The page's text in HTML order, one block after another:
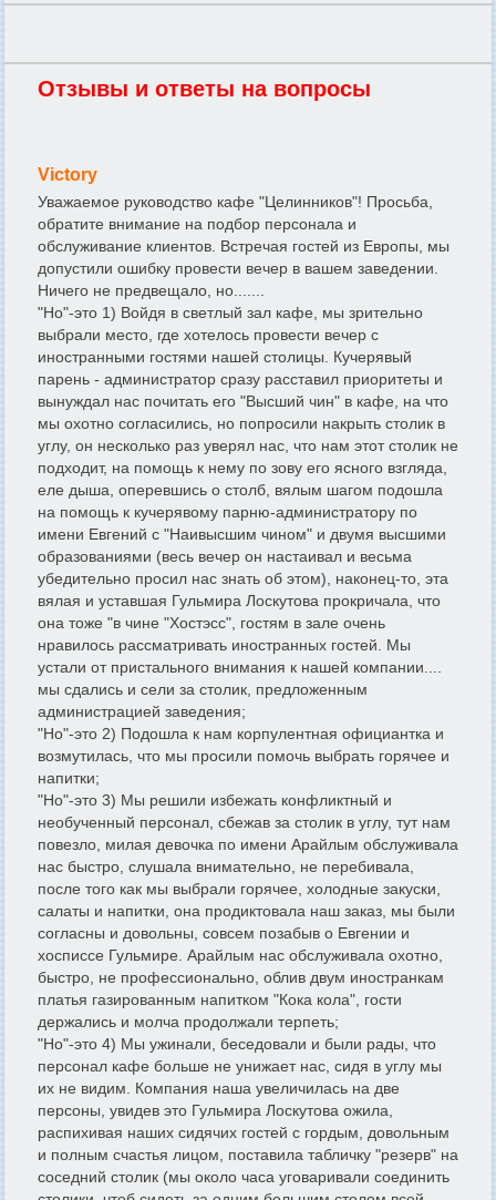
Отзывы и ответы на вопросы
Victory
Уважаемое руководство кафе "Целинников"! Просьба,
обратите внимание на подбор персонала и
обслуживание клиентов. Встречая гостей из Европы, мы
допустили ошибку провести вечер в вашем заведении.
Ничего не предвещало, но.......
"Но"-это 1) Войдя в светлый зал кафе, мы зрительно
выбрали место, где хотелось провести вечер с
иностранными гостями нашей столицы. Кучерявый
парень - администратор сразу расставил приоритеты и
вынуждал нас почитать его "Высший чин" в кафе, на что
мы охотно согласились, но попросили накрыть столик в
углу, он несколько раз уверял нас, что нам этот столик не
подходит, на помощь к нему по зову его ясного взгляда,
еле дыша, оперевшись о столб, вялым шагом подошла
на помощь к кучерявому парню-администратору по
имени Евгений с "Наивысшим чином" и двумя высшими
образованиями (весь вечер он настаивал и весьма
убедительно просил нас знать об этом), наконец-то, эта
вялая и уставшая Гульмира Лоскутова прокричала, что
она тоже "в чине "Хостэсс", гостям в зале очень
нравилось рассматривать иностранных гостей. Мы
устали от пристального внимания к нашей компании....
мы сдались и сели за столик, предложенным
администрацией заведения;
"Но"-это 2) Подошла к нам корпулентная официантка и
возмутилась, что мы просили помочь выбрать горячее и
напитки;
"Но"-это 3) Мы решили избежать конфликтный и
необученный персонал, сбежав за столик в углу, тут нам
повезло, милая девочка по имени Арайлым обслуживала
нас быстро, слушала внимательно, не перебивала,
после того как мы выбрали горячее, холодные закуски,
салаты и напитки, она продиктовала наш заказ, мы были
согласны и довольны, совсем позабыв о Евгении и
хосписсе Гульмире. Арайлым нас обслуживала охотно,
быстро, не профессионально, облив двум иностранкам
платья газированным напитком "Кока кола", гости
держались и молча продолжали терпеть;
"Но"-это 4) Мы ужинали, беседовали и были рады, что
персонал кафе больше не унижает нас, сидя в углу мы
их не видим. Компания наша увеличилась на две
персоны, увидев это Гульмира Лоскутова ожила,
распихивая наших сидячих гостей с гордым, довольным
и полным счастья лицом, поставила табличку "резерв" на
соседний столик (мы около часа уговаривали соединить